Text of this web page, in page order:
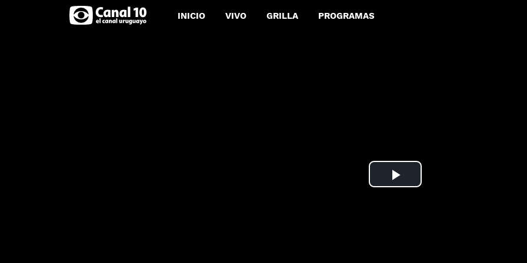
INICIO VIVO GRILLA PROGRAMAS
Play